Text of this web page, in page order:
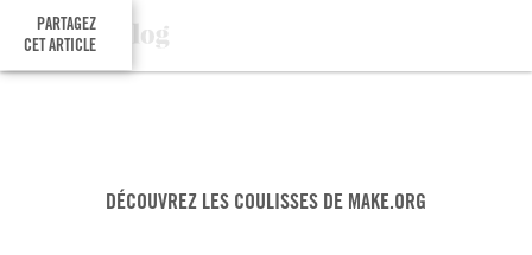
PARTAGEZ
CET ARTICLE
DÉCOUVREZ LES COULISSES DE MAKE.ORG